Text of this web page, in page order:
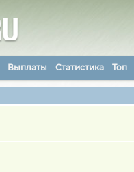
Выплаты Статистика Топ